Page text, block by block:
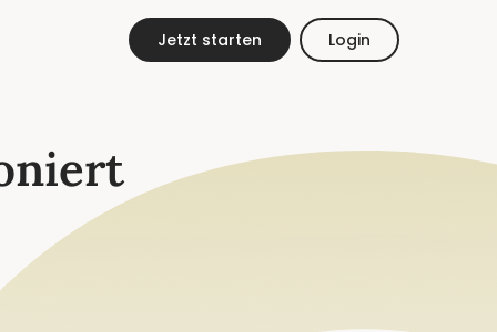
Jetzt starten Login